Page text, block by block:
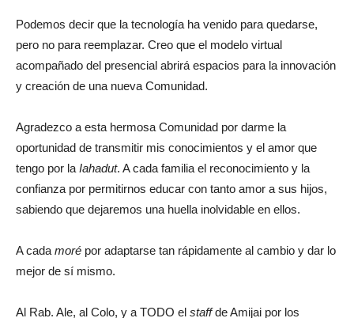
Podemos decir que la tecnología ha venido para quedarse,
pero no para reemplazar. Creo que el modelo virtual
acompañado del presencial abrirá espacios para la innovación
y creación de una nueva Comunidad.
Agradezco a esta hermosa Comunidad por darme la
oportunidad de transmitir mis conocimientos y el amor que
tengo por la Iahadut. A cada familia el reconocimiento y la
confianza por permitirnos educar con tanto amor a sus hijos,
sabiendo que dejaremos una huella inolvidable en ellos.
A cada moré por adaptarse tan rápidamente al cambio y dar lo
mejor de sí mismo.
Al Rab. Ale, al Colo, y a TODO el staffde Amijai por los